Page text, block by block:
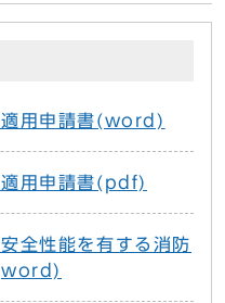
用申請書(word)
用申請書(pdf)
全性能を有する消防